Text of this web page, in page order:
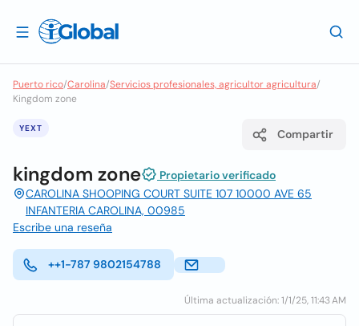
Puerto rico/Carolina/Servicios profesionales, agricultor agricultura/
Kingdom zone
YEXT Compartir
kingdom zone
Propietario verificado
CAROLINA SHOOPING COURT SUITE 107 10000 AVE 65
INFANTERIA CAROLINA, 00985
Escribe una reseña
++1-787 9802154788
Última actualización: 1/1/25, 11:43 AM